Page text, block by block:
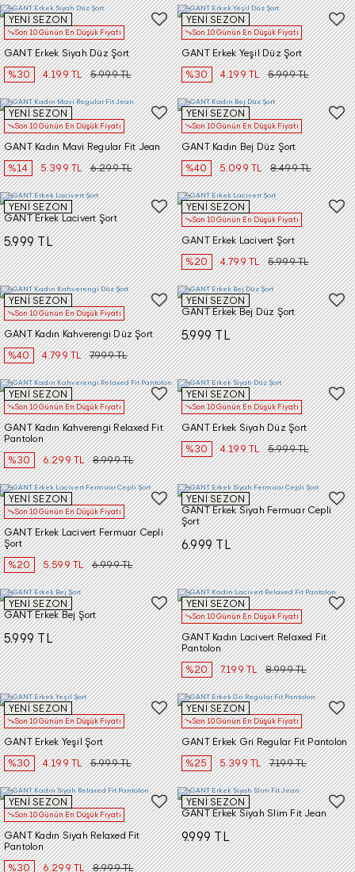
YENİ SEZON
Son 10 Günün En Düşük Fiyatı
GANT Erkek Siyah Düz Şort
%30
4.199 TL 5.999 TL
YENİ SEZON
Son 10 Günün En Düşük Fiyatı
GANT Erkek Yeşil Düz Şort
%30
4.199 TL 5.999 TL
YENİ SEZON
Son 10 Günün En Düşük Fiyatı
GANT Kadın Mavi Regular Fit Jean
%14
5.399 TL 6.299 TL
YENİ SEZON
Son 10 Günün En Düşük Fiyatı
GANT Kadın Bej Düz Şort
%40
5.099 TL 8.499 TL
YENİ SEZON
GANT Erkek Lacivert Şort
5.999 TL
YENİ SEZON
Son 10 Günün En Düşük Fiyatı
GANT Erkek Lacivert Şort
%20
4.799 TL 5.999 TL
YENİ SEZON
Son 10 Günün En Düşük Fiyatı
GANT Kadın Kahverengi Düz Şort
%40
4.799 TL 7.999 TL
YENİ SEZON
GANT Erkek Bej Düz Şort
5.999 TL
YENİ SEZON
Son 10 Günün En Düşük Fiyatı
GANT Kadın Kahverengi Relaxed Fit
Pantolon
%30
6.299 TL 8.999 TL
YENİ SEZON
Son 10 Günün En Düşük Fiyatı
GANT Erkek Siyah Düz Şort
%30
4.199 TL 5.999 TL
YENİ SEZON
Son 10 Günün En Düşük Fiyatı
GANT Erkek Lacivert Fermuar Cepli
Şort
%20
5.599 TL 6.999 TL
YENİ SEZON
GANT Erkek Siyah Fermuar Cepli
Şort
6.999 TL
YENİ SEZON
GANT Erkek Bej Şort
5.999 TL
YENİ SEZON
Son 10 Günün En Düşük Fiyatı
GANT Kadın Lacivert Relaxed Fit
Pantolon
%20
7.199 TL 8.999 TL
YENİ SEZON
Son 10 Günün En Düşük Fiyatı
GANT Erkek Yeşil Şort
%30
4.199 TL 5.999 TL
YENİ SEZON
Son 10 Günün En Düşük Fiyatı
GANT Erkek Gri Regular Fit Pantolon
%25
5.399 TL 7.199 TL
YENİ SEZON
Son 10 Günün En Düşük Fiyatı
GANT Kadın Siyah Relaxed Fit
Pantolon
%30
6.299 TL 8.999 TL
YENİ SEZON
GANT Erkek Siyah Slim Fit Jean
9.999 TL